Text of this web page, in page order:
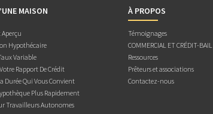
MAISON
Hypothécaire
Variable
Rapport De Crédit
Durée Qui Vous Convient
Plus Rapidement
Travailleurs Autonomes
À PROPOS
Témoignages
COMMERCIAL ET CRÉDIT-BAIL
Ressources
Prêteurs et associations
Contactez-nous